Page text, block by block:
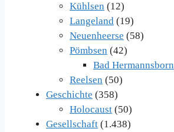
Kühlsen (12)
Langeland (19)
Neuenheerse (58)
Pömbsen (42)
Bad Hermannsborn
Reelsen (50)
Geschichte (358)
Holocaust (50)
Gesellschaft (1.438)